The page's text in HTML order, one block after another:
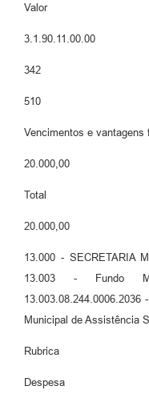
Valor
3.1.90.11.00.00
342
510
Vencimentos e
20.000,00
Total
20.000,00
13.000 - SECRETARIA
13.003 - Fundo
13.003.08.244.0006.2036
Municipal de Assistência
Rubrica
Despesa